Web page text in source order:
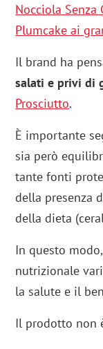
Nocciola Senza
Plumcake ai
Il brand ha
salati e privi di
Prosciutto.
È importante
sia però
tante fonti
della presenza
della dieta
In questo
nutrizionale
la salute e il
Il prodotto non